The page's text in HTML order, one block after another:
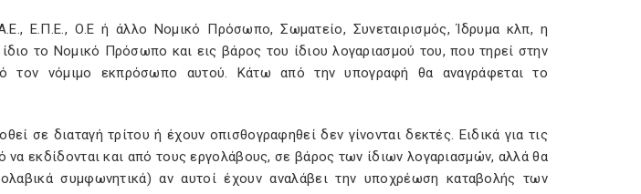
Ε.Π.Ε., Ο.Ε ή άλλο Νομικό Πρόσωπο, Σωματείο, Συνεταιρισμός, Ίδρυμα κλπ, η
το Νομικό Πρόσωπο και εις βάρος του ίδιου λογαριασμού του, που τηρεί στην
τον νόμιμο εκπρόσωπο αυτού. Κάτω από την υπογραφή θα αναγράφεται το
σε διαταγή τρίτου ή έχουν οπισθογραφηθεί δεν γίνονται δεκτές. Ειδικά για τις
να εκδίδονται και από τους εργολάβους, σε βάρος των ίδιων λογαριασμών, αλλά θα
συμφωνητικά) αν αυτοί έχουν αναλάβει την υποχρέωση καταβολής των